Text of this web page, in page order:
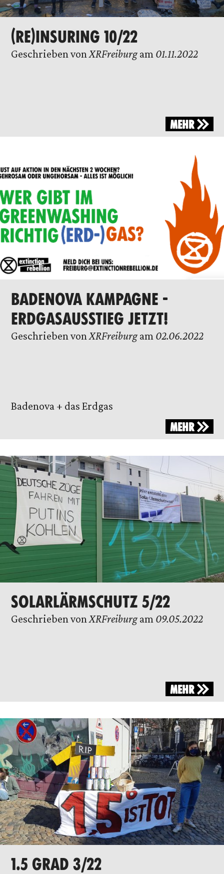
(RE)INSURING 10/22
Geschrieben von XRFreiburgam 01.11.2022
MEHR
BADENOVA KAMPAGNE -
ERDGASAUSSTIEG JETZT!
Geschrieben von XRFreiburgam 02.06.2022
Badenova + das Erdgas
MEHR
SOLARLÄRMSCHUTZ 5/22
Geschrieben von XRFreiburgam 09.05.2022
MEHR
1.5 GRAD 3/22